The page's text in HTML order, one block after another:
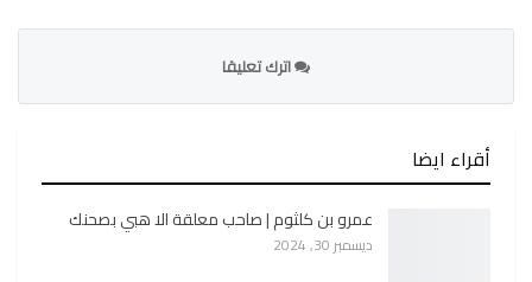
اترك تعليقا
أقراء ايضا
عمرو بن كلثوم | صاحب معلقة الا هبي بصحنك
ديسمبر 30, 2024